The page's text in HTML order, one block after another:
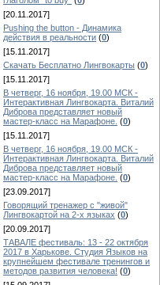
[20.11.2017]
Pushing the button - Динамика
действия в реальности (0)
[15.11.2017]
Скачать Бесплатно Лингвокарты (0)
[15.11.2017]
В четверг, 16 ноября, 19.00 МСК -
Интерактивная Лингвокарта. Виталий
Диброва представляет новый
мастер-класс на Марафоне. (0)
[15.11.2017]
В четверг, 16 ноября, 19.00 МСК -
Интерактивная Лингвокарта. Виталий
Диброва представляет новый
мастер-класс на Марафоне. (0)
[23.09.2017]
Говорящий тренажер с "живой"
Лингвокартой на 2-х языках (0)
[20.09.2017]
ТАВАЛЕ фестиваль: 13 - 22 октября
2017 в Харькове. Студия Языков на
крупнейшем фестивале тренингов и
методов развития человека! (0)